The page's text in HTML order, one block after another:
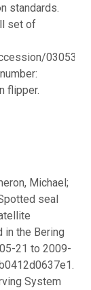
standards.
set of
0305346.
flipper.
Michael;
seal
the Bering
21 to 2009-
System